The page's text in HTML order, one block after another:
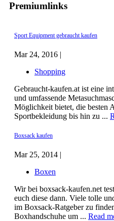
Premiumlinks
Sport Equipment gebraucht kaufen
Mar 24, 2016 |
Shopping
Gebraucht-kaufen.at ist eine
und umfassende
Möglichkeit bietet, die besten
Sportbekleidung bis hin zu ...
Boxsack kaufen
Mar 25, 2014 |
Boxen
Wir bei boxsack-kaufen.net
euch diese dann. Viele tolle
im Boxsack-Ratgeber zu
Boxhandschuhe um ... Read